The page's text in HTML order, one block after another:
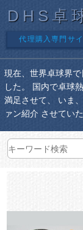
DHS卓
代理購入専門サイ
現在、世界卓球界
した。 国内で卓球
満足させて、 いま
ァン紹介 させてい